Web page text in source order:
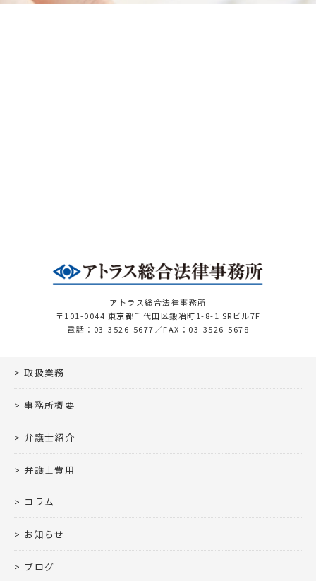
アトラス総合法律事務所
〒101-0044 東京都千代田区鍛冶町1-8-1 SRビル7F
電話：03-3526-5677／FAX：03-3526-5678
取扱業務
事務所概要
弁護士紹介
弁護士費用
コラム
お知らせ
ブログ